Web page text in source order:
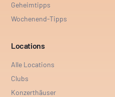
Geheimtipps
Wochenend-Tipps
Locations
Alle Locations
Clubs
Konzerthäuser